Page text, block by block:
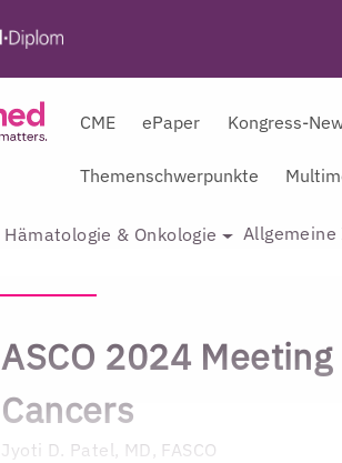
CME ePaper Kongress-
Themenschwerpunkte
Hämatologie & Onkologie
ASCO 2024
Cancers
Jyoti D. Patel, MD, FASCO